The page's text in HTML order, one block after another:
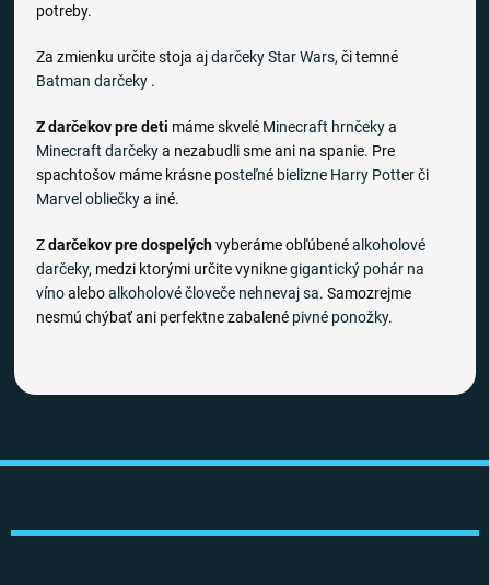
potreby.
Za zmienku určite stoja ajdarčeky Star Wars, či temné
Batman darčeky .
Z darčekov pre deti máme skvelé Minecraft hrnčekya
Minecraft darčekya nezabudli sme ani na spanie. Pre
spachtošov máme krásne posteľné bielizne Harry Potterči
Marvel obliečkya iné.
Zdarčekov pre dospelýchvyberáme obľúbenéalkoholové
darčeky, medzi ktorými určite vyniknegigantický pohár na
vínoaleboalkoholové človeče nehnevaj sa. Samozrejme
nesmú chýbať ani perfektne zabalené pivné ponožky.